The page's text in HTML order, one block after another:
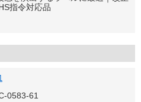
指令対応品
0583-61